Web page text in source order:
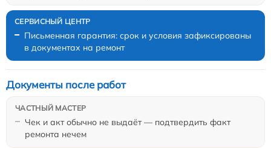
Письменная гарантия: срок и условия зафиксированы
в документах на ремонт
Чек и акт обычно не выдаёт — подтвердить факт
ремонта нечем
Документы после работ